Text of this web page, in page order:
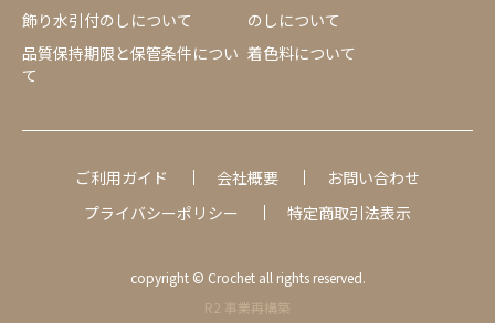
飾り水引付のしについて
のしについて
品質保持期限と保管条件につい
て
着色料について
ご利用ガイド 会社概要
お問い合わせ
プライバシーポリシー
特定商取引法表示
copyright © Crochet all rights reserved.
R2 事業再構築